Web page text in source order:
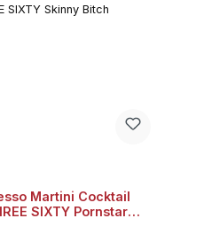
Martini Cocktail
SIXTY Pornstar